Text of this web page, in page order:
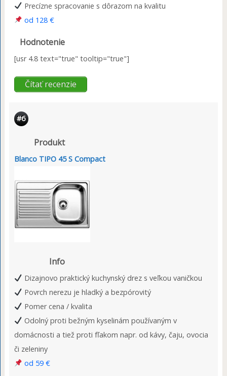
Precízne spracovanie s dôrazom na kvalitu
od 128 €
Hodnotenie
[usr 4.8 text="true" tooltip="true"]
Čítať recenzie
#6
Produkt
Blanco TIPO 45 S Compact
Info
Dizajnovo praktický kuchynský drez s veľkou vaničkou
Povrch nerezu je hladký a bezpórovitý
Pomer cena / kvalita
Odolný proti bežným kyselinám používaným v
domácnosti a tiež proti fľakom napr. od kávy, čaju, ovocia
či zeleniny
od 59 €